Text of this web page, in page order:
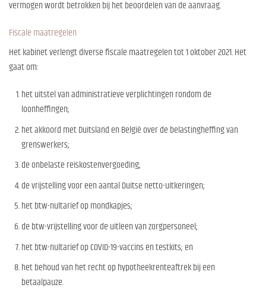
vermogen wordt betrokken bij het beoordelen van de aanvraag.
Fiscale maatregelen
Het kabinet verlengt diverse fiscale maatregelen tot 1 oktober 2021. Het
gaat om:
het uitstel van administratieve verplichtingen rondom de
loonheffingen;
het akkoord met Duitsland en België over de belastingheffing van
grenswerkers;
de onbelaste reiskostenvergoeding;
de vrijstelling voor een aantal Duitse netto-uitkeringen;
het btw-nultarief op mondkapjes;
de btw-vrijstelling voor de uitleen van zorgpersoneel;
het btw-nultarief op COVID-19-vaccins en testkits; en
het behoud van het recht op hypotheekrenteaftrek bij een
betaalpauze.